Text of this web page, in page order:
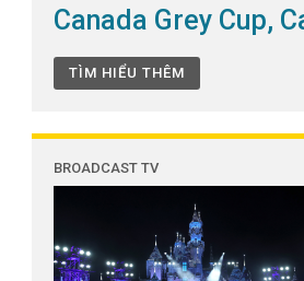
Canada Grey Cup,
TÌM HIỂU THÊM
BROADCAST TV